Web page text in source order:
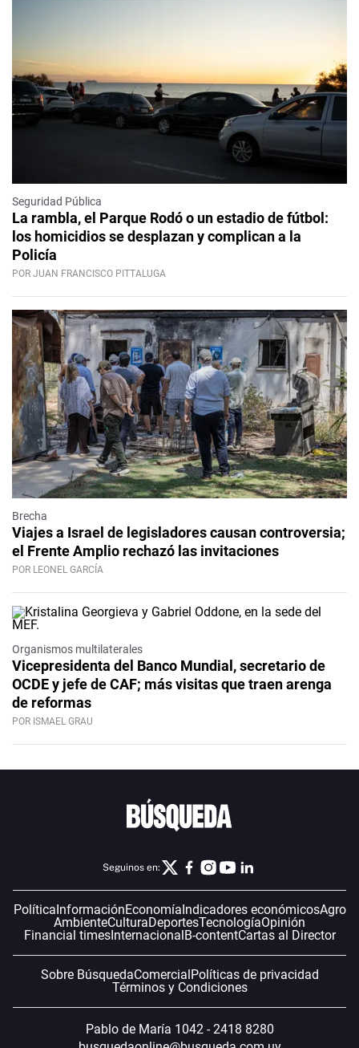
Seguridad Pública
La rambla, el Parque Rodó o un estadio de fútbol:
los homicidios se desplazan y complican a la
Policía
POR JUAN FRANCISCO PITTALUGA
Brecha
Viajes a Israel de legisladores causan controversia;
el Frente Amplio rechazó las invitaciones
POR LEONEL GARCÍA
Organismos multilaterales
Vicepresidenta del Banco Mundial, secretario de
OCDE y jefe de CAF; más visitas que traen arenga
de reformas
POR ISMAEL GRAU
Seguinos en:
PolíticaInformaciónEconomíaIndicadores económicosAgro
AmbienteCulturaDeportesTecnologíaOpinión
Financial timesInternacionalB-contentCartas al Director
Sobre BúsquedaComercialPolíticas de privacidad
Términos y Condiciones
Pablo de María 1042 - 2418 8280